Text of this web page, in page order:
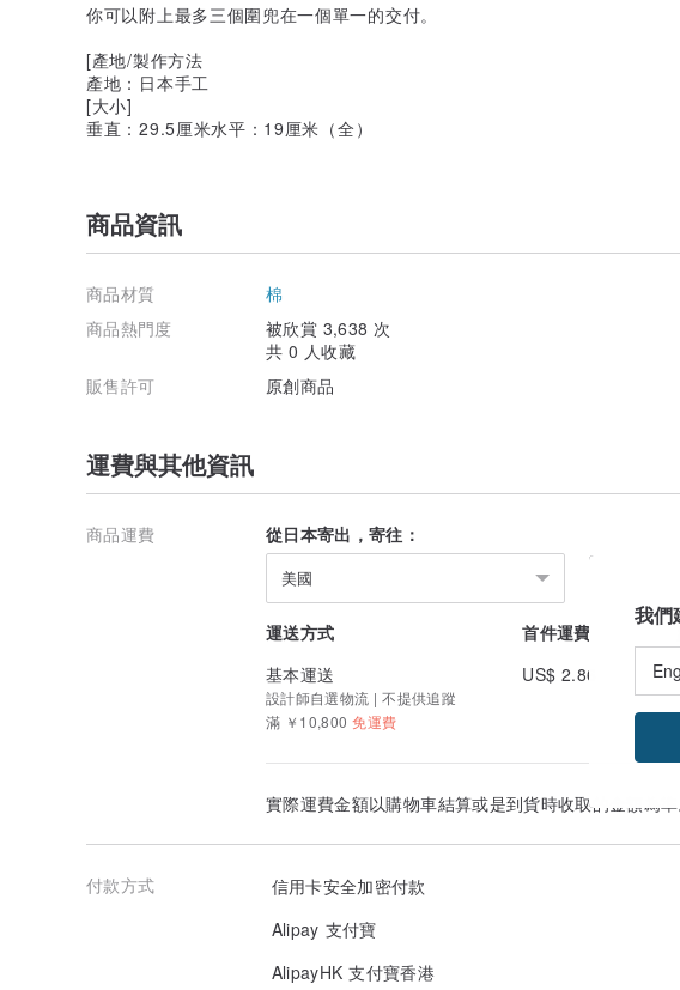
你可以附上最多三個圍兜在一個單一的交付。
[產地/製作方法
產地：日本手工
[大小]
垂直：29.5厘米水平：19厘米（全）
商品資訊
商品材質
棉
商品熱門度
被欣賞 3,638 次
共 0 人收藏
販售許可
原創商品
運費與其他資訊
商品運費 從日本寄出，寄往：
美國
運送方式 首件運費
基本運送
US$ 2.86
設計師自選物流 | 不提供追蹤
滿 ￥10,800免運費
實際運費金額以購物車結算或是到貨時收取的金額為準
付款方式
信用卡安全加密付款
Alipay 支付寶
AlipayHK 支付寶香港
我們